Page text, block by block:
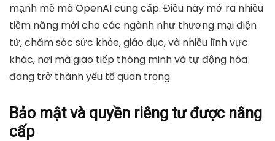
mạnh mẽ mà OpenAI cung cấp. Điều này mở ra nhiều
tiềm năng mới cho các ngành như thương mại điện
tử, chăm sóc sức khỏe, giáo dục, và nhiều lĩnh vực
khác, nơi mà giao tiếp thông minh và tự động hóa
đang trở thành yếu tố quan trọng.
Bảo mật và quyền riêng tư được nâng
cấp